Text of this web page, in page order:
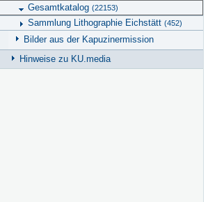
Gesamtkatalog (22153)
Sammlung Lithographie Eichstätt (452)
Bilder aus der Kapuzinermission
Hinweise zu KU.media